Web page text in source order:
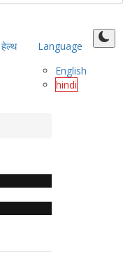
हेल्थ
Language
English
hindi